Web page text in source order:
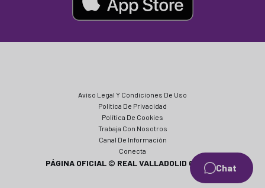
Chat
Aviso Legal Y Condiciones De Uso
Política De Privacidad
Política De Cookies
Trabaja Con Nosotros
Canal De Información
Conecta
PÁGINA OFICIAL © REAL VALLADOLID CF 2024